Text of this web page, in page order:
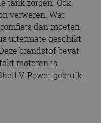
tank zorgen. Ook
verweren. Wat
dan moeten
uitermate geschikt
brandstof bevat
motoren is
V-Power gebruikt